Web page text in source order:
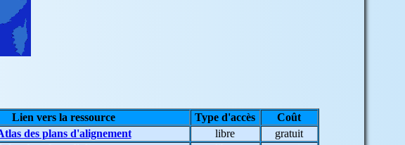
Lien vers la ressource Type d'accès
Coût
des plans d'alignement libre
gratuit